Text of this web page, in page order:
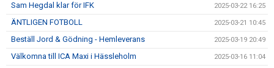
Sam Hegdal klar för IFK 2025-03-22 16:25
ÄNTLIGEN FOTBOLL 2025-03-21 10:45
Beställ Jord & Gödning - Hemleverans 2025-03-19 20:49
Välkomna till ICA Maxi i Hässleholm 2025-03-16 11:04